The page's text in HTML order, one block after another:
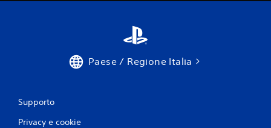
Paese / Regione Italia
Supporto
Privacy e cookie